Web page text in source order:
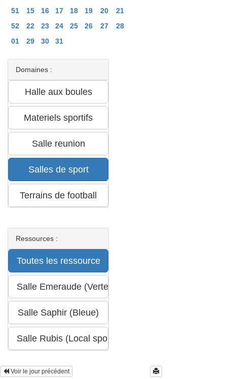
51
15 16 17 18 19 20
21
52
22 23 24 25 26 27
28
01
29 30 31
Domaines :
Ressources :
Voir le jour précédent